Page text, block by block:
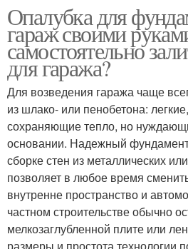
Опалубка для
гараж своими
самостоятельно
для гаража?
Для возведения гаража чаще
из шлако- или пенобетона:
сохраняющие тепло, но
основании. Надежный
сборке стен из металлических
позволяет в любое время
внутренне пространство и
частном строительстве обычно
мелкозаглубленной плите или